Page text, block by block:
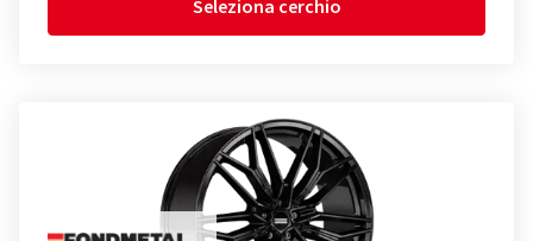
Seleziona cerchio